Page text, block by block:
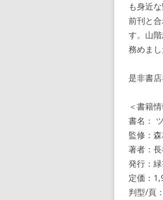
も身近
前刊と
す。山
務めまし
是非書
＜書籍
書名：
監修：
著者：
発行：
定価：
判型/頁